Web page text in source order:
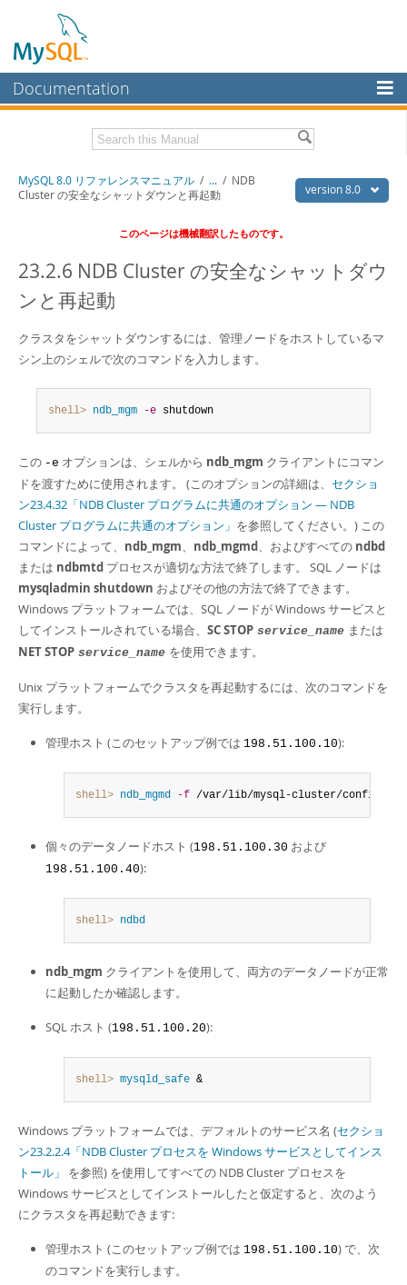
Documentation
MySQL Enterprise
Workbench
Connectors
MySQL.com
Developer Zone
Download this Manual version 8.0
MySQL 8.0 リファレンスマニュアル / ... / NDB
Cluster の安全なシャットダウンと再起動
このページは機械翻訳したものです。
23.2.6 NDB Cluster の安全なシャットダウ
ンと再起動
クラスタをシャットダウンするには、管理ノードをホストしているマ
シン上のシェルで次のコマンドを入力します。
shell> ndb_mgm -e shutdown
この -e オプションは、シェルから ndb_mgm クライアントにコマン
ドを渡すために使用されます。 (このオプションの詳細は、 セクショ
ン23.4.32「NDB Cluster プログラムに共通のオプション — NDB
Cluster プログラムに共通のオプション」 を参照してください。) この
コマンドによって、 ndb_mgm、 ndb_mgmd、およびすべての ndbd
または ndbmtd プロセスが適切な方法で終了します。 SQL ノードは
mysqladmin shutdown およびその他の方法で終了できます。
Windows プラットフォームでは、SQL ノードが Windows サービスと
してインストールされている場合、 SC STOP service_name または
NET STOP service_name を使用できます。
Unix プラットフォームでクラスタを再起動するには、次のコマンドを
実行します。
管理ホスト (このセットアップ例では 198.51.100.10):
shell> ndb_mgmd -f /var/lib/mysql-cluster/config
個々のデータノードホスト (198.51.100.30 および
198.51.100.40):
shell> ndbd
ndb_mgm クライアントを使用して、両方のデータノードが正常
に起動したか確認します。
SQL ホスト (198.51.100.20):
shell> mysqld_safe &
Windows プラットフォームでは、デフォルトのサービス名 (セクショ
ン23.2.2.4「NDB Cluster プロセスを Windows サービスとしてインス
トール」
を参照) を使用してすべての NDB Cluster プロセスを
Windows サービスとしてインストールしたと仮定すると、次のよう
にクラスタを再起動できます:
管理ホスト (このセットアップ例では 198.51.100.10) で、次
のコマンドを実行します。